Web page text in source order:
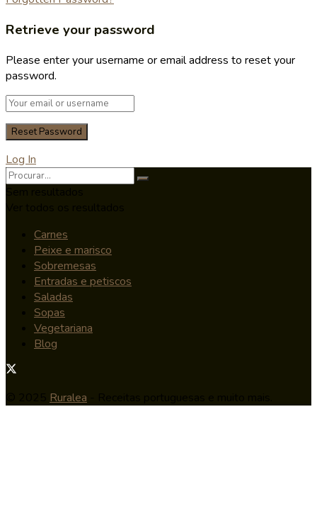
Retrieve your password
Please enter your username or email address to reset your
password.
Log In
Carnes
Peixe e marisco
Sobremesas
Entradas e petiscos
Saladas
Sopas
Vegetariana
Blog
Ruralea